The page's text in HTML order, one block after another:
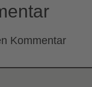
Kommentar